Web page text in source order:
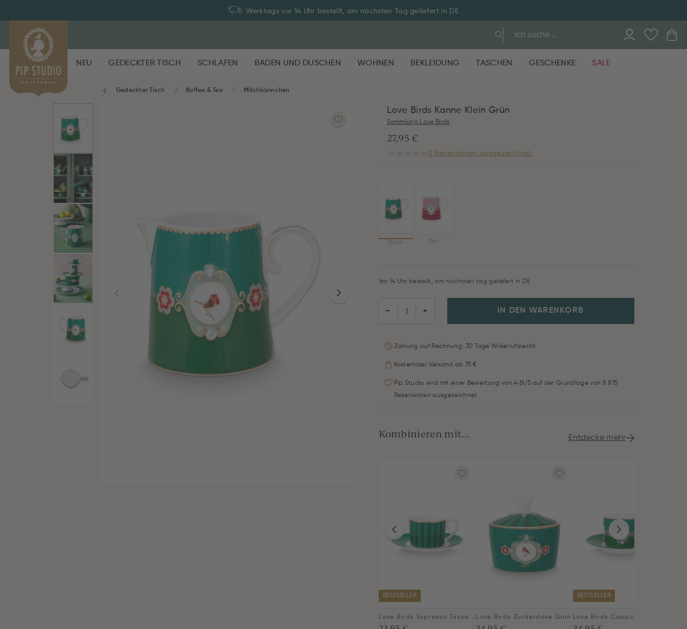
Werktags vor 14 Uhr bestellt, am nächsten Tag geliefert in DE
NEU GEDECKTER TISCH SCHLAFEN BADEN UND DUSCHEN WOHNEN BEKLEIDUNG TASCHEN GESCHENKE SALE
Gedeckter Tisch Kaffee & Tee Milchkännchen
Love Birds Kanne Klein Grün
Sammlung Love Birds
27,95 €
0 Rezensionen ausgezeichnet.
Grün Rot
Vor 14 Uhr bestellt, am nächsten tag geliefert in DE
− + IN DEN WARENKORB
Zahlung auf Rechnung: 30 Tage Widerrufsrecht
Kostenloser Versand ab 75 €
Pip Studio wird mit einer Bewertung von 4.61/5 auf der Grundlage von 8.875
Rezensionen ausgezeichnet
Kombinieren mit... Entdecke mehr
BESTSELLER
Love Birds Espresso Tasse & Untertasse Grün Love Birds Zuckerdose Grün
BESTSELLER